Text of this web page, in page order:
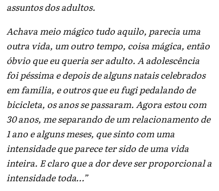
assuntos dos adultos.
Achava meio mágico tudo aquilo, parecia uma
outra vida, um outro tempo, coisa mágica, então
óbvio que eu queria ser adulto. A adolescência
foi péssima e depois de alguns natais celebrados
em família, e outros que eu fugi pedalando de
bicicleta, os anos se passaram. Agora estou com
30 anos, me separando de um relacionamento de
1 ano e alguns meses, que sinto com uma
intensidade que parece ter sido de uma vida
inteira. E claro que a dor deve ser proporcional a
intensidade toda…”